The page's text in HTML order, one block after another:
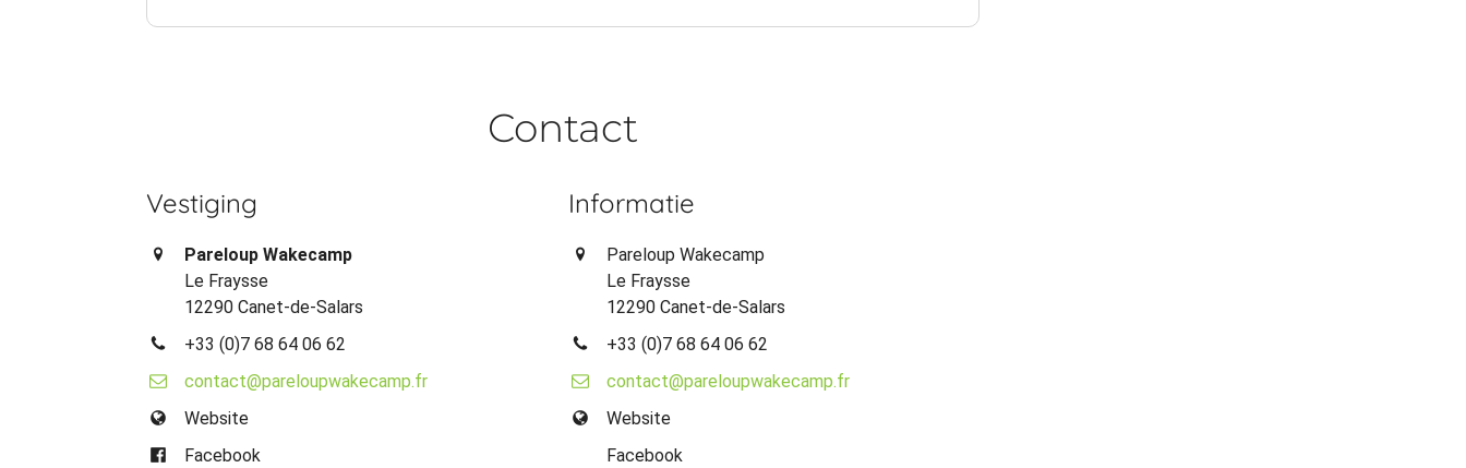
Contact
Vestiging
Pareloup Wakecamp
Le Fraysse
12290 Canet-de-Salars
+33 (0)7 68 64 06 62
contact@pareloupwakecamp.fr
Website
Facebook
Informatie
Pareloup Wakecamp
Le Fraysse
12290 Canet-de-Salars
+33 (0)7 68 64 06 62
contact@pareloupwakecamp.fr
Website
Facebook